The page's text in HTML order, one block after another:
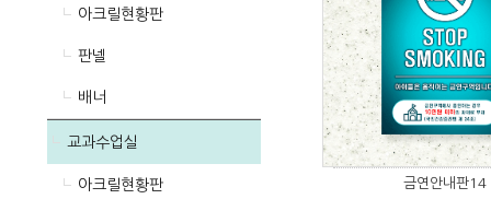
아크릴현황판
판넬
배너
교과수업실
아크릴현황판 금연안내판14